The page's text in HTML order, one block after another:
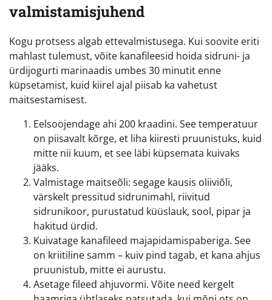
valmistamisjuhend
Kogu protsess algab ettevalmistusega. Kui soovite eriti
mahlast tulemust, võite kanafileesid hoida sidruni- ja
ürdijogurti marinaadis umbes 30 minutit enne
küpsetamist, kuid kiirel ajal piisab ka vahetust
maitsestamisest.
Eelsoojendage ahi 200 kraadini. See temperatuur
on piisavalt kõrge, et liha kiiresti pruunistuks, kuid
mitte nii kuum, et see läbi küpsemata kuivaks
jääks.
Valmistage maitseõli: segage kausis oliiviõli,
värskelt pressitud sidrunimahl, riivitud
sidrunikoor, purustatud küüslauk, sool, pipar ja
hakitud ürdid.
Kuivatage kanafileed majapidamispaberiga. See
on kriitiline samm – kuiv pind tagab, et kana ahjus
pruunistub, mitte ei aurustu.
Asetage fileed ahjuvormi. Võite need kergelt